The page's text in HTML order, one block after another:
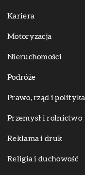
Kariera
Motoryzacja
Nieruchomości
Podróże
Prawo, rząd i polityka
Przemysł i rolnictwo
Reklama i druk
Religia i duchowość